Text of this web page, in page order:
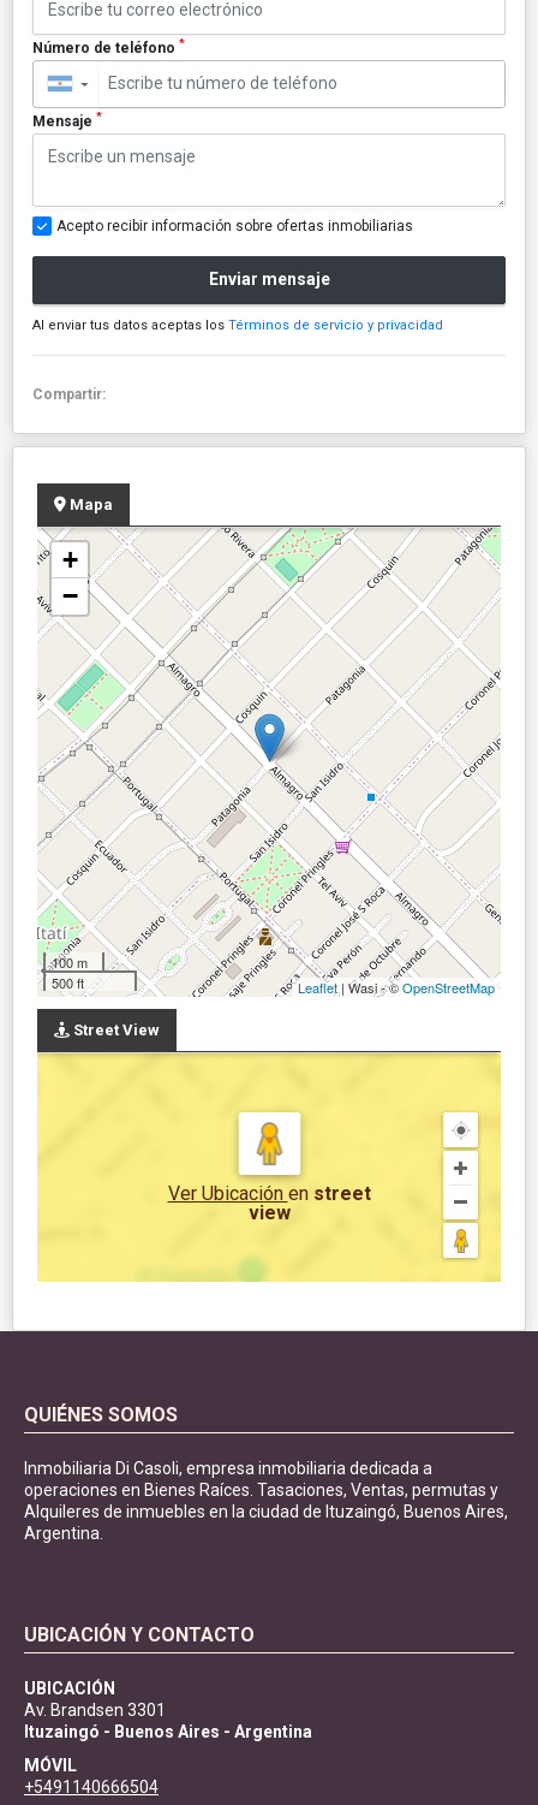
Número de teléfono *
▼
Mensaje *
Acepto recibir información sobre ofertas inmobiliarias
Enviar mensaje
Al enviar tus datos aceptas los Términos de servicio y privacidad
Compartir:
Mapa
+
−
100 m
500 ft
Leaflet | Wasi - ©OpenStreetMap
Street View
Ver Ubicación en street
view
QUIÉNES SOMOS
Inmobiliaria Di Casoli, empresa inmobiliaria dedicada a
operaciones en Bienes Raíces. Tasaciones, Ventas, permutas y
Alquileres de inmuebles en la ciudad de Ituzaingó, Buenos Aires,
Argentina.
UBICACIÓN Y CONTACTO
UBICACIÓN
Av. Brandsen 3301
Ituzaingó - Buenos Aires - Argentina
MÓVIL
+5491140666504